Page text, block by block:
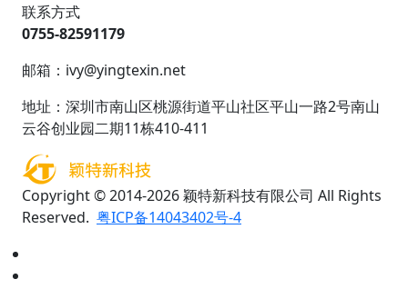
联系方式
0755-82591179
邮箱：ivy@yingtexin.net
地址：深圳市南山区桃源街道平山社区平山一路2号南山
云谷创业园二期11栋410-411
Copyright © 2014-2026 颖特新科技有限公司 All Rights
Reserved. 粤ICP备14043402号-4